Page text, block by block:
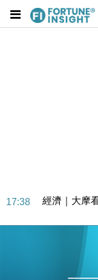
17:38 經濟｜大摩
科技｜
定新機售價
本地｜香港